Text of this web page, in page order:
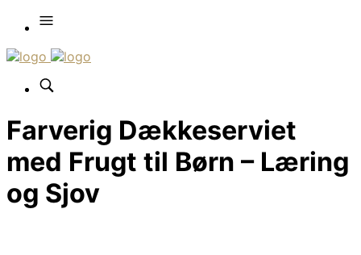
Farverig Dækkeserviet
med Frugt til Børn – Læring
og Sjov